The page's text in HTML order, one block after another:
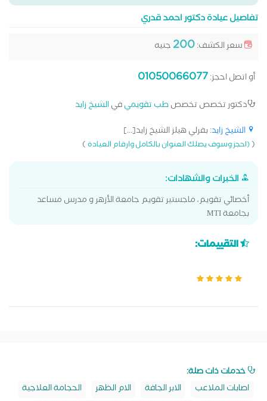
تفاصيل عيادة دكتور احمد قدري
سعر الكشف:200جنيه
أو اتصل احجز:01050066077
دكتور تخصص تخصصطب تقويميفيالشيخ زايد
الشيخ زايد: بفرلي هيلز الشيخ زايد[...]
((احجز وسوف يصلك العنوان بالكامل وارقام العيادة)
الخبرات والشهادات:
أخصائي تقويم، ماجستير تقويم جامعة الأزهر و مدرس مساعد
بجامعة MTI
التقييمات:
خدمات ذات صلة:
اصابات الملاعب
الابر الجافة الام الظهر
الحجامة العلاجية